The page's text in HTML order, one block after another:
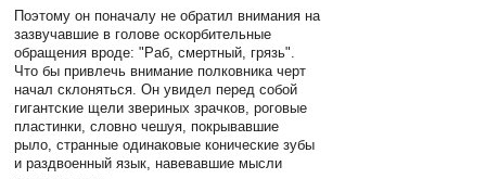
Поэтому он поначалу не обратил внимания на
зазвучавшие в голове оскорбительные
обращения вроде: "Раб, смертный, грязь".
Что бы привлечь внимание полковника черт
начал склоняться. Он увидел перед собой
гигантские щели звериных зрачков, роговые
пластинки, словно чешуя, покрывавшие
рыло, странные одинаковые конические зубы
и раздвоенный язык, навевавшие мысли